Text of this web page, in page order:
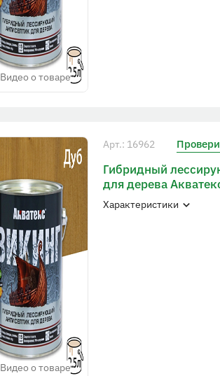
Видео о товаре
Видео о товаре
Арт.: 16962
Гибридный
для дерева
Характеристики